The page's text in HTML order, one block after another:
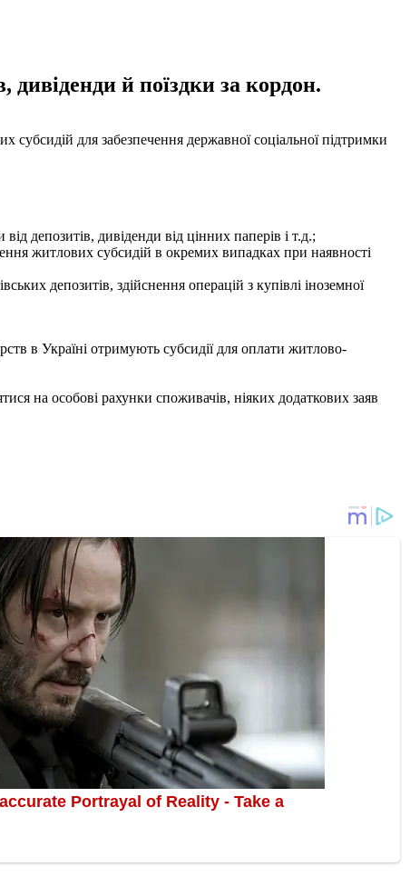
дивіденди й поїздки за кордон.
субсидій для забезпечення державної соціальної підтримки
депозитів, дивіденди від цінних паперів і т.д.;
житлових субсидій в окремих випадках при наявності
депозитів, здійснення операцій з купівлі іноземної
в Україні отримують субсидії для оплати житлово-
на особові рахунки споживачів, ніяких додаткових заяв